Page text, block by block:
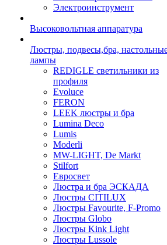
Электроинструмент
Высоковольтная аппаратура
Люстры, подвесы,бра,
лампы
REDIGLE светильники из
профиля
Evoluce
FERON
LEEK люстры и бра
Lumina Deco
Lumis
Moderli
MW-LIGHT, De Markt
Stilfort
Евросвет
Люстра и бра ЭСКАДА
Люстры CITILUX
Люстры Favourite, F-Promo
Люстры Globo
Люстры Kink Light
Люстры Lussole